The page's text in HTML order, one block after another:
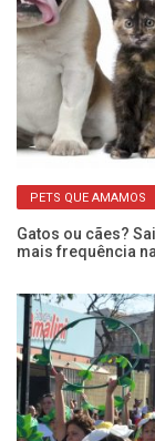
PETS QUE AMAMOS
Gatos ou cães?
mais frequência